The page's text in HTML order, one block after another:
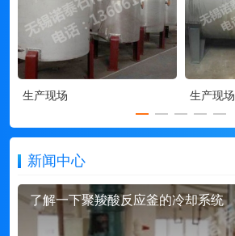
生产现场 生产现场
新闻中心
了解一下聚羧酸反应釜的冷却系统